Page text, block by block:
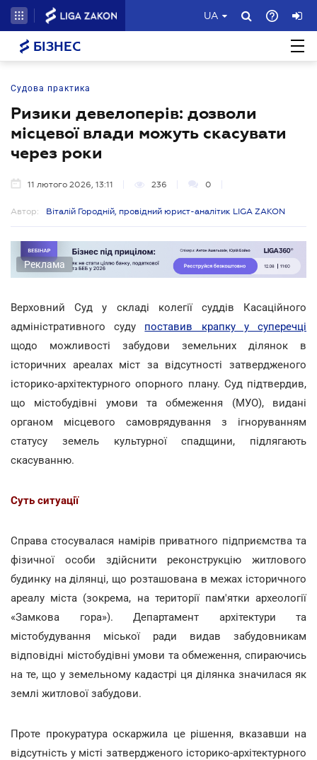
UA
БІЗНЕС
Судова практика
Ризики девелоперів: дозволи
місцевої влади можуть скасувати
через роки
11 лютого 2026, 13:11 236 0
Автор: Віталій Городній, провідний юрист-аналітик LIGA ZAKON
Реклама
Верховний Суд у складі колегії суддів Касаційного
адміністративного суду поставив крапку у суперечці
щодо можливості забудови земельних ділянок в
історичних ареалах міст за відсутності затвердженого
історико-архітектурного опорного плану. Суд підтвердив,
що містобудівні умови та обмеження (МУО), видані
органом місцевого самоврядування з ігноруванням
статусу земель культурної спадщини, підлягають
скасуванню.
Суть ситуації
Справа стосувалася намірів приватного підприємства та
фізичної особи здійснити реконструкцію житлового
будинку на ділянці, що розташована в межах історичного
ареалу міста (зокрема, на території пам'ятки археології
«Замкова гора»). Департамент архітектури та
містобудування міської ради видав забудовникам
відповідні містобудівні умови та обмеження, спираючись
на те, що у земельному кадастрі ця ділянка значилася як
землі житлової забудови.
Проте прокуратура оскаржила це рішення, вказавши на
відсутність у місті затвердженого історико-архітектурного